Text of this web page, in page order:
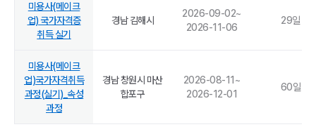
미용사(메이크
업) 국가자격증
취득 실기
경남 김해시
2026-09-02~
2026-11-06
29일
미용사(메이크
업)국가자격취득
과정(실기)_속성
과정
경남 창원시 마산
합포구
2026-08-11 ~
2026-12-01
60일